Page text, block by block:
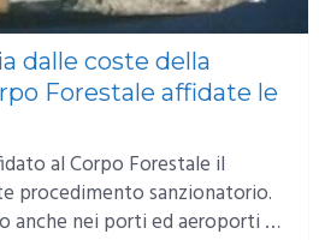
dalle coste della
Forestale affidate le
al Corpo Forestale il
procedimento sanzionatorio.
anche nei porti ed aeroporti …